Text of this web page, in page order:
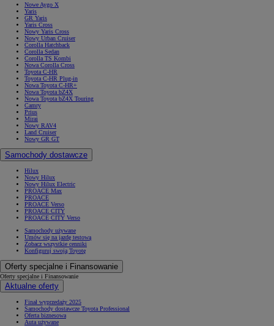
Nowe Aygo X
Yaris
GR Yaris
Yaris Cross
Nowy Yaris Cross
Nowy Urban Cruiser
Corolla Hatchback
Corolla Sedan
Corolla TS Kombi
Nowa Corolla Cross
Toyota C-HR
Toyota C-HR Plug-in
Nowa Toyota C-HR+
Nowa Toyota bZ4X
Nowa Toyota bZ4X Touring
Camry
Prius
Mirai
Nowy RAV4
Land Cruiser
Nowy GR GT
Samochody dostawcze
Hilux
Nowy Hilux
Nowy Hilux Electric
PROACE Max
PROACE
PROACE Verso
PROACE CITY
PROACE CITY Verso
Samochody używane
Umów się na jazdę testową
Zobacz wszystkie cenniki
Konfiguruj swoją Toyotę
Oferty specjalne i Finansowanie
Oferty specjalne i Finansowanie
Aktualne oferty
Finał wyprzedaży 2025
Samochody dostawcze Toyota Professional
Oferta biznesowa
Auta używane